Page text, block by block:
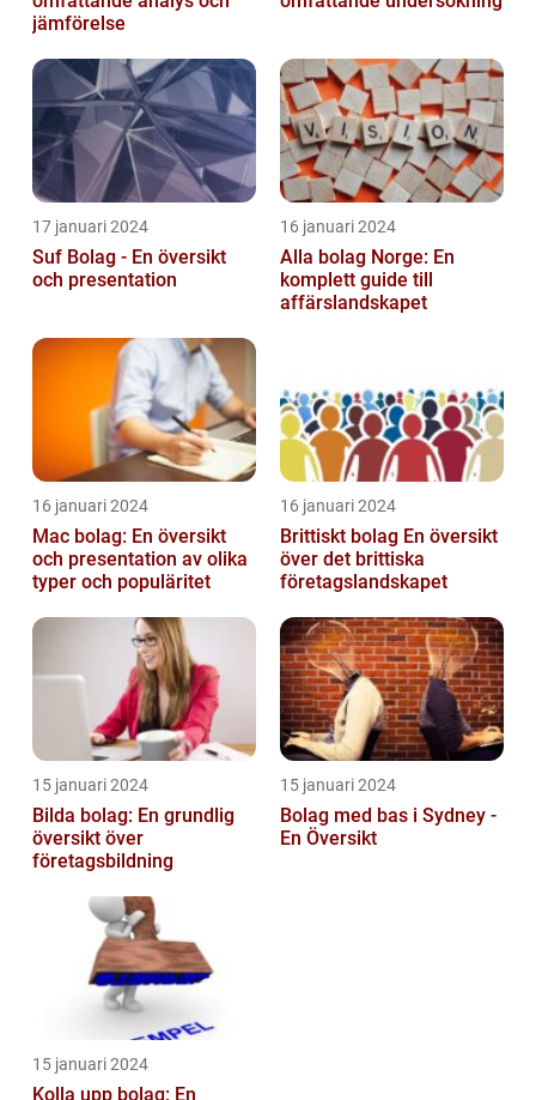
jämförelse
17 januari 2024
Suf Bolag - En översikt
och presentation
16 januari 2024
Alla bolag Norge: En
komplett guide till
affärslandskapet
16 januari 2024
Mac bolag: En översikt
och presentation av olika
typer och populäritet
16 januari 2024
Brittiskt bolag En översikt
över det brittiska
företagslandskapet
15 januari 2024
Bilda bolag: En grundlig
översikt över
företagsbildning
15 januari 2024
Bolag med bas i Sydney -
En Översikt
15 januari 2024
Kolla upp bolag: En